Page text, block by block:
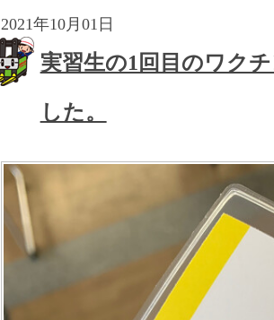
2021年10月01日
実習生の1回目のワク
した。